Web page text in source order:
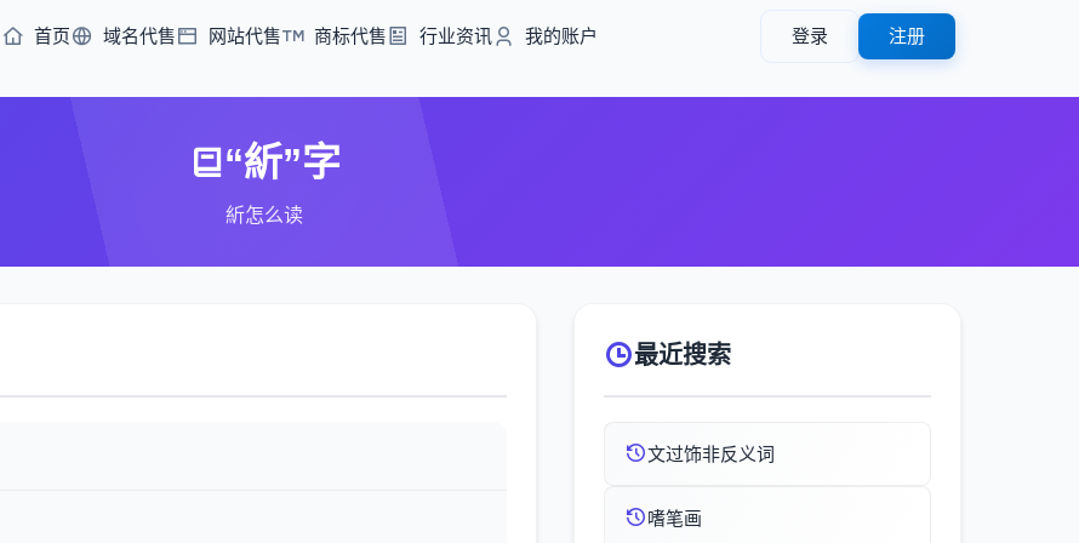
首页 域名代售 网站代售 商标代售 行业资讯 我的账户 登录 注册
“紤”字
紤怎么读
最近搜索
文过饰非反义词
嗜笔画